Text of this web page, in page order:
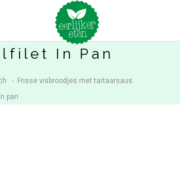
In Pan
- Frisse visbroodjes met tartaarsaus
pan